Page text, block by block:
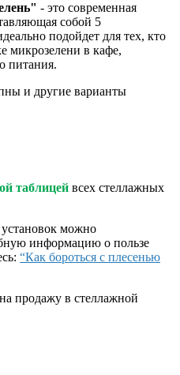
- это современная
собой 5
подойдет для тех, кто
микрозелени в кафе,
питания.
и другие варианты
таблицей всех стеллажных
можно
информацию о пользе
“Как бороться с плесенью